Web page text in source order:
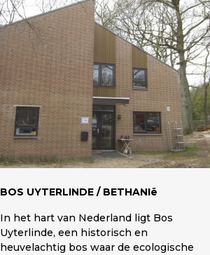
BOS UYTERLINDE / BETHANIë
In het hart van Nederland ligt Bos
Uyterlinde, een historisch en
heuvelachtig bos waar de ecologische